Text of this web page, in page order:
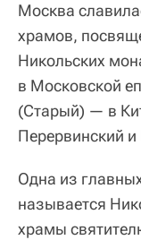
Москва
храмов,
Никольских
в Московской
(Старый) — в
Перервинский
Одна из
называется
храмы